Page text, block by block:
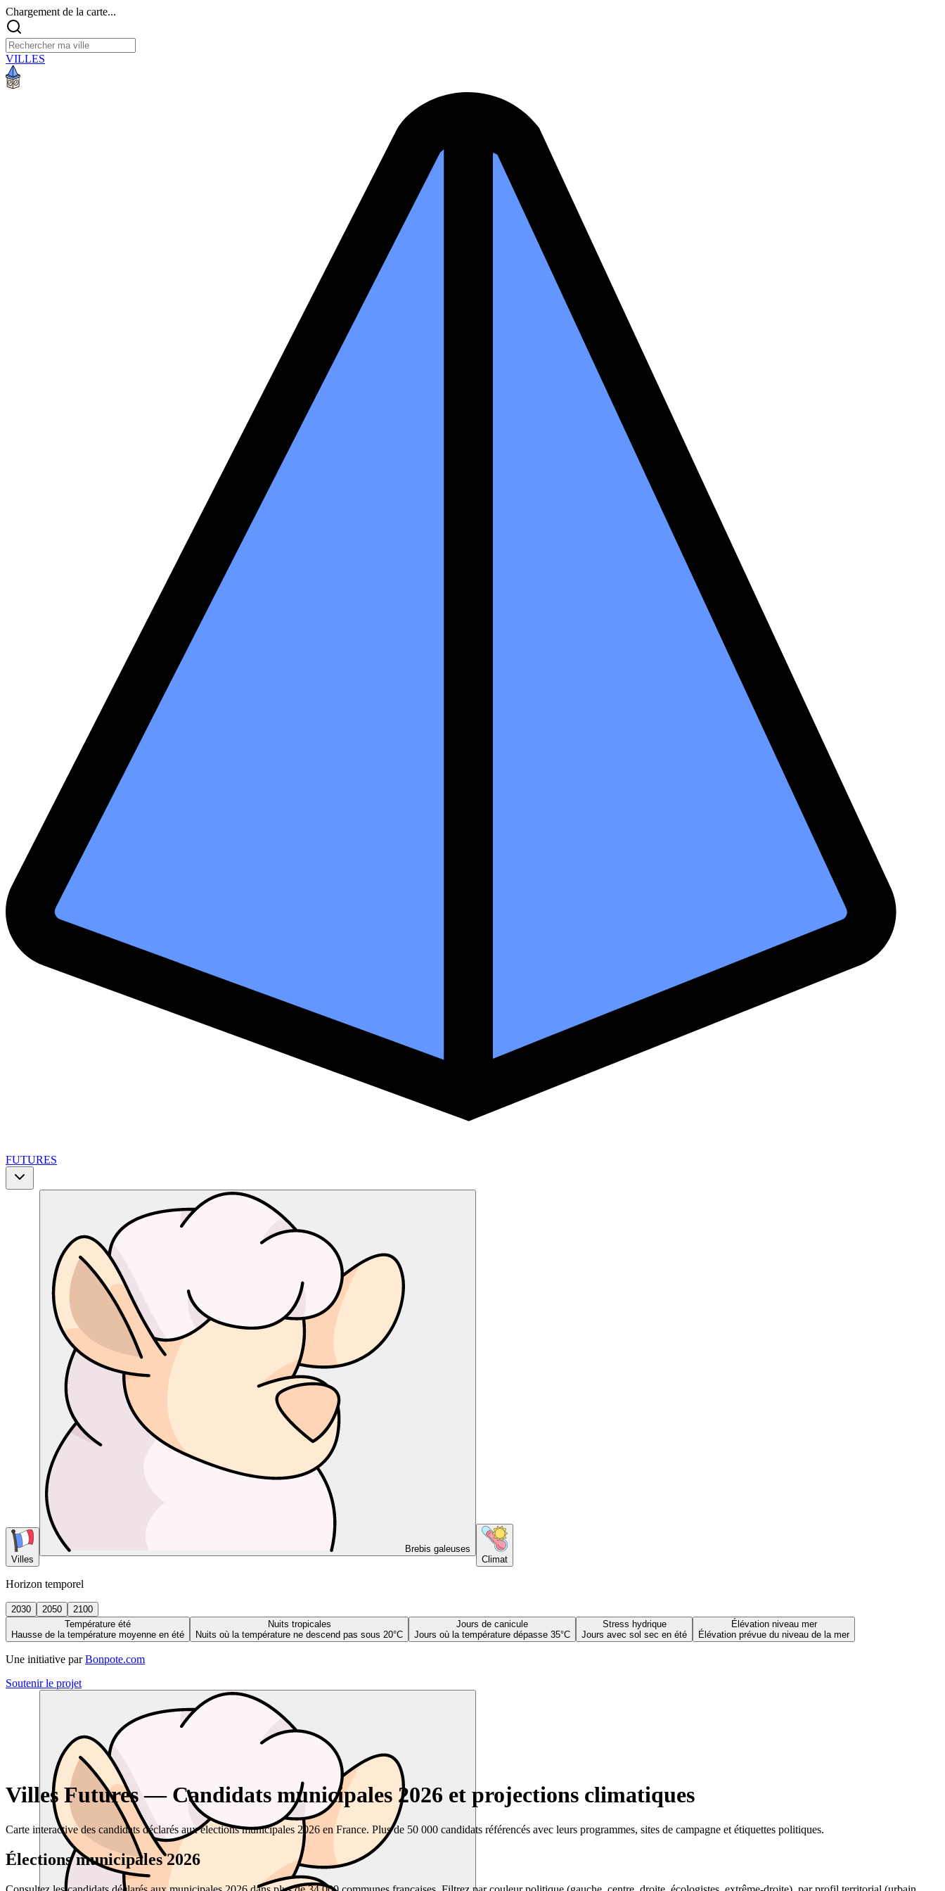
Chargement de la carte...
VILLES
FUTURES
Villes
Brebis galeuses
Climat
Horizon temporel
2030 2050
2100
Température été
Hausse de la température moyenne en été
Nuits tropicales
Nuits où la température ne descend pas sous 20°C
Jours de canicule
Jours où la température dépasse 35°C
Stress hydrique
Jours avec sol sec en été
Élévation niveau mer
Élévation prévue du niveau de la mer
Une initiative par Bonpote.com
Soutenir le projet
Villes Futures — Candidats municipales 2026 et projections climatiques
Carte interactive des candidats déclarés aux élections municipales 2026 en France. Plus de 50 000 candidats référencés avec leurs programmes, sites de campagne et étiquettes politiques.
Élections municipales 2026